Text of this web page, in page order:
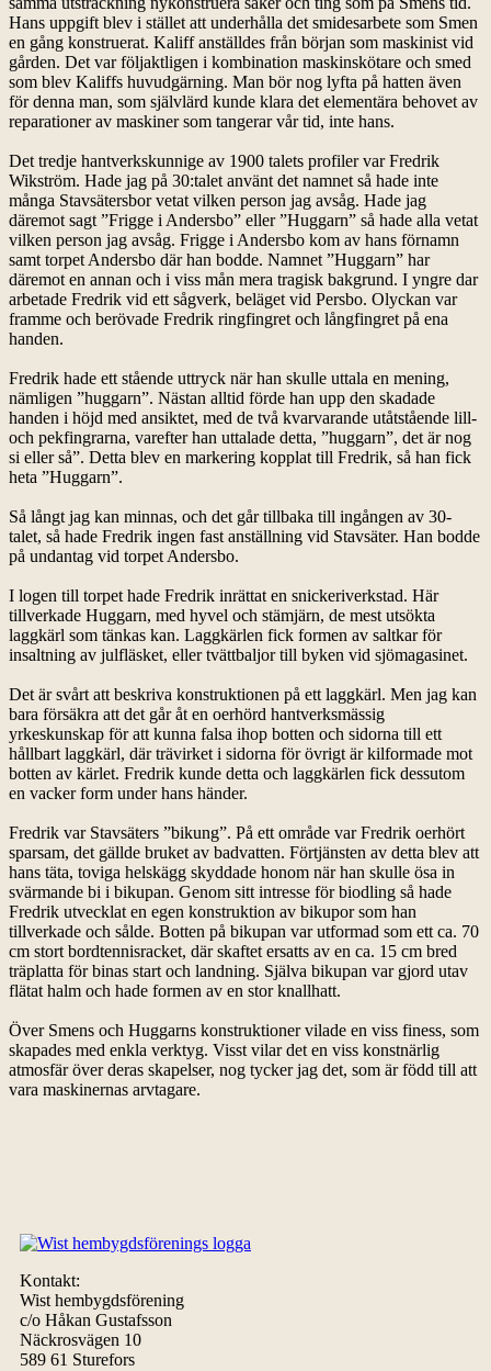
Hans uppgift blev i stället att underhålla det smidesarbete som Smen
en gång konstruerat. Kaliff anställdes från början som maskinist vid
gården. Det var följaktligen i kombination maskinskötare och smed
som blev Kaliffs huvudgärning. Man bör nog lyfta på hatten även
för denna man, som självlärd kunde klara det elementära behovet av
reparationer av maskiner som tangerar vår tid, inte hans.
Det tredje hantverkskunnige av 1900 talets profiler var Fredrik
Wikström. Hade jag på 30:talet använt det namnet så hade inte
många Stavsätersbor vetat vilken person jag avsåg. Hade jag
däremot sagt ”Frigge i Andersbo” eller ”Huggarn” så hade alla vetat
vilken person jag avsåg. Frigge i Andersbo kom av hans förnamn
samt torpet Andersbo där han bodde. Namnet ”Huggarn” har
däremot en annan och i viss mån mera tragisk bakgrund. I yngre dar
arbetade Fredrik vid ett sågverk, beläget vid Persbo. Olyckan var
framme och berövade Fredrik ringfingret och långfingret på ena
handen.
Fredrik hade ett stående uttryck när han skulle uttala en mening,
nämligen ”huggarn”. Nästan alltid förde han upp den skadade
handen i höjd med ansiktet, med de två kvarvarande utåtstående lill-
och pekfingrarna, varefter han uttalade detta, ”huggarn”, det är nog
si eller så”. Detta blev en markering kopplat till Fredrik, så han fick
heta ”Huggarn”.
Så långt jag kan minnas, och det går tillbaka till ingången av 30-
talet, så hade Fredrik ingen fast anställning vid Stavsäter. Han bodde
på undantag vid torpet Andersbo.
I logen till torpet hade Fredrik inrättat en snickeriverkstad. Här
tillverkade Huggarn, med hyvel och stämjärn, de mest utsökta
laggkärl som tänkas kan. Laggkärlen fick formen av saltkar för
insaltning av julfläsket, eller tvättbaljor till byken vid sjömagasinet.
Det är svårt att beskriva konstruktionen på ett laggkärl. Men jag kan
bara försäkra att det går åt en oerhörd hantverksmässig
yrkeskunskap för att kunna falsa ihop botten och sidorna till ett
hållbart laggkärl, där trävirket i sidorna för övrigt är kilformade mot
botten av kärlet. Fredrik kunde detta och laggkärlen fick dessutom
en vacker form under hans händer.
Fredrik var Stavsäters ”bikung”. På ett område var Fredrik oerhört
sparsam, det gällde bruket av badvatten. Förtjänsten av detta blev att
hans täta, toviga helskägg skyddade honom när han skulle ösa in
svärmande bi i bikupan. Genom sitt intresse för biodling så hade
Fredrik utvecklat en egen konstruktion av bikupor som han
tillverkade och sålde. Botten på bikupan var utformad som ett ca. 70
cm stort bordtennisracket, där skaftet ersatts av en ca. 15 cm bred
träplatta för binas start och landning. Själva bikupan var gjord utav
flätat halm och hade formen av en stor knallhatt.
Över Smens och Huggarns konstruktioner vilade en viss finess, som
skapades med enkla verktyg. Visst vilar det en viss konstnärlig
atmosfär över deras skapelser, nog tycker jag det, som är född till att
vara maskinernas arvtagare.
Kontakt:
Wist hembygdsförening
c/o Håkan Gustafsson
Näckrosvägen 10
589 61 Sturefors